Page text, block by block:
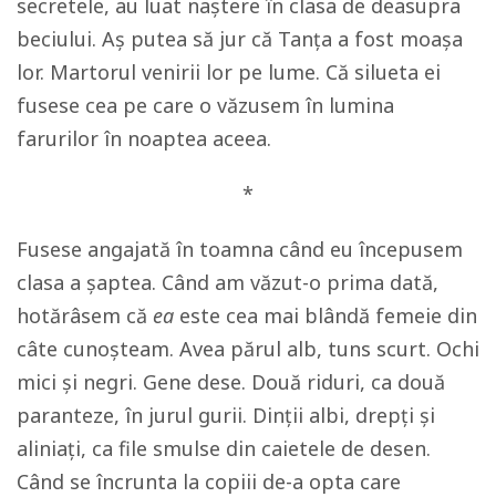
secretele, au luat naștere în clasa de deasupra
beciului. Aș putea să jur că Tanța a fost moașa
lor. Martorul venirii lor pe lume. Că silueta ei
fusese cea pe care o văzusem în lumina
farurilor în noaptea aceea.
*
Fusese angajată în toamna când eu începusem
clasa a șaptea. Când am văzut-o prima dată,
hotărâsem că ea este cea mai blândă femeie din
câte cunoșteam. Avea părul alb, tuns scurt. Ochi
mici și negri. Gene dese. Două riduri, ca două
paranteze, în jurul gurii. Dinții albi, drepți și
aliniați, ca file smulse din caietele de desen.
Când se încrunta la copiii de-a opta care